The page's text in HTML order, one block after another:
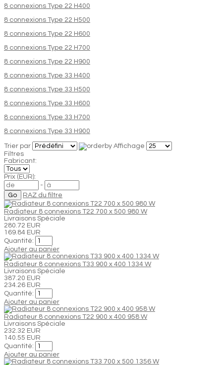
8 connexions Type 22 H400
8 connexions Type 22 H500
8 connexions Type 22 H600
8 connexions Type 22 H700
8 connexions Type 22 H900
8 connexions Type 33 H400
8 connexions Type 33 H500
8 connexions Type 33 H600
8 connexions Type 33 H700
8 connexions Type 33 H900
Trier par
Affichage
Filtres
Fabricant:
Prix (EUR):
-
RAZ du filtre
Radiateur 8 connexions T22 700 x 500 980 W
Livraisons Spéciale
280.72 EUR
169.84 EUR
Quantité:
Ajouter au panier
Radiateur 8 connexions T33 900 x 400 1334 W
Livraisons Spéciale
387.20 EUR
234.26 EUR
Quantité:
Ajouter au panier
Radiateur 8 connexions T22 900 x 400 958 W
Livraisons Spéciale
232.32 EUR
140.55 EUR
Quantité:
Ajouter au panier